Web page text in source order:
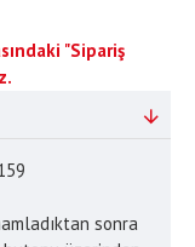
"Sipariş
sonra